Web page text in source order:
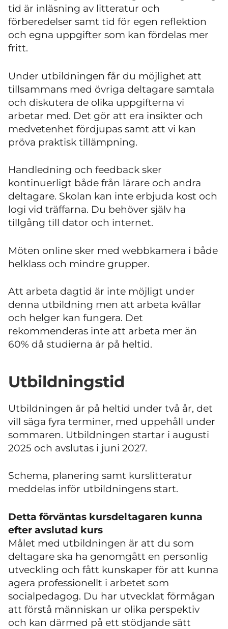
tid är inläsning av litteratur och
förberedelser samt tid för egen reflektion
och egna uppgifter som kan fördelas mer
fritt.
Under utbildningen får du möjlighet att
tillsammans med övriga deltagare samtala
och diskutera de olika uppgifterna vi
arbetar med. Det gör att era insikter och
medvetenhet fördjupas samt att vi kan
pröva praktisk tillämpning.
Handledning och feedback sker
kontinuerligt både från lärare och andra
deltagare. Skolan kan inte erbjuda kost och
logi vid träffarna. Du behöver själv ha
tillgång till dator och internet.
Möten online sker med webbkamera i både
helklass och mindre grupper.
Att arbeta dagtid är inte möjligt under
denna utbildning men att arbeta kvällar
och helger kan fungera. Det
rekommenderas inte att arbeta mer än
60% då studierna är på heltid.
Utbildningstid
Utbildningen är på heltid under två år, det
vill säga fyra terminer, med uppehåll under
sommaren. Utbildningen startar i augusti
2025 och avslutas i juni 2027.
Schema, planering samt kurslitteratur
meddelas inför utbildningens start.
Detta förväntas kursdeltagaren kunna
efter avslutad kurs
Målet med utbildningen är att du som
deltagare ska ha genomgått en personlig
utveckling och fått kunskaper för att kunna
agera professionellt i arbetet som
socialpedagog. Du har utvecklat förmågan
att förstå människan ur olika perspektiv
och kan därmed på ett stödjande sätt